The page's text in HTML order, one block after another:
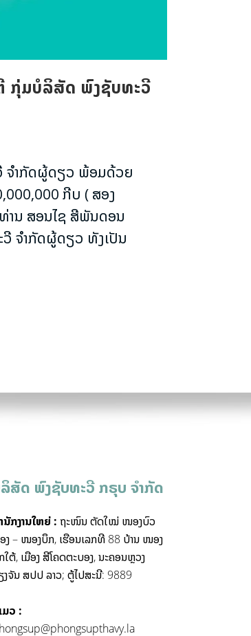
ກຸ່ມບໍລິສັດ ພົງຊັບທະວີ
ຈຳກັດຜູ້ດຽວ ພ້ອມດ້ວຍ
ກີບ ( ສອງ
ານ ສອນໄຊ ສີພັນດອນ
ຈຳກັດຜູ້ດຽວ ທັງເປັນ
ສັດ ພົງຊັບທະວີ ກຣຸບ ຈຳກັດ
ນັກງານໃຫຍ່ : ຖະໜົນ ຕັດໃໝ່ ໜອງບົວ
ງ – ໜອງບຶກ, ເຮືອນເລກທີ 88 ບ້ານ ໜອງ
ໃຕ້, ເມືອງ ສີໂຄດຕະບອງ, ນະຄອນຫຼວງ
ງຈັນ ສປປ ລາວ; ຕູ້ໄປສະນີ: 9889
ມວ :